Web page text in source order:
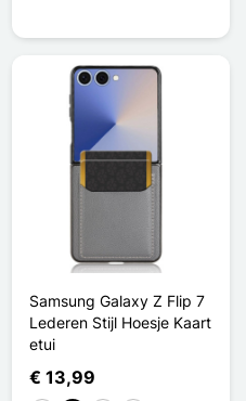
Samsung Galaxy Z Flip 7
Lederen Stijl Hoesje Kaart
etui
€ 13,99